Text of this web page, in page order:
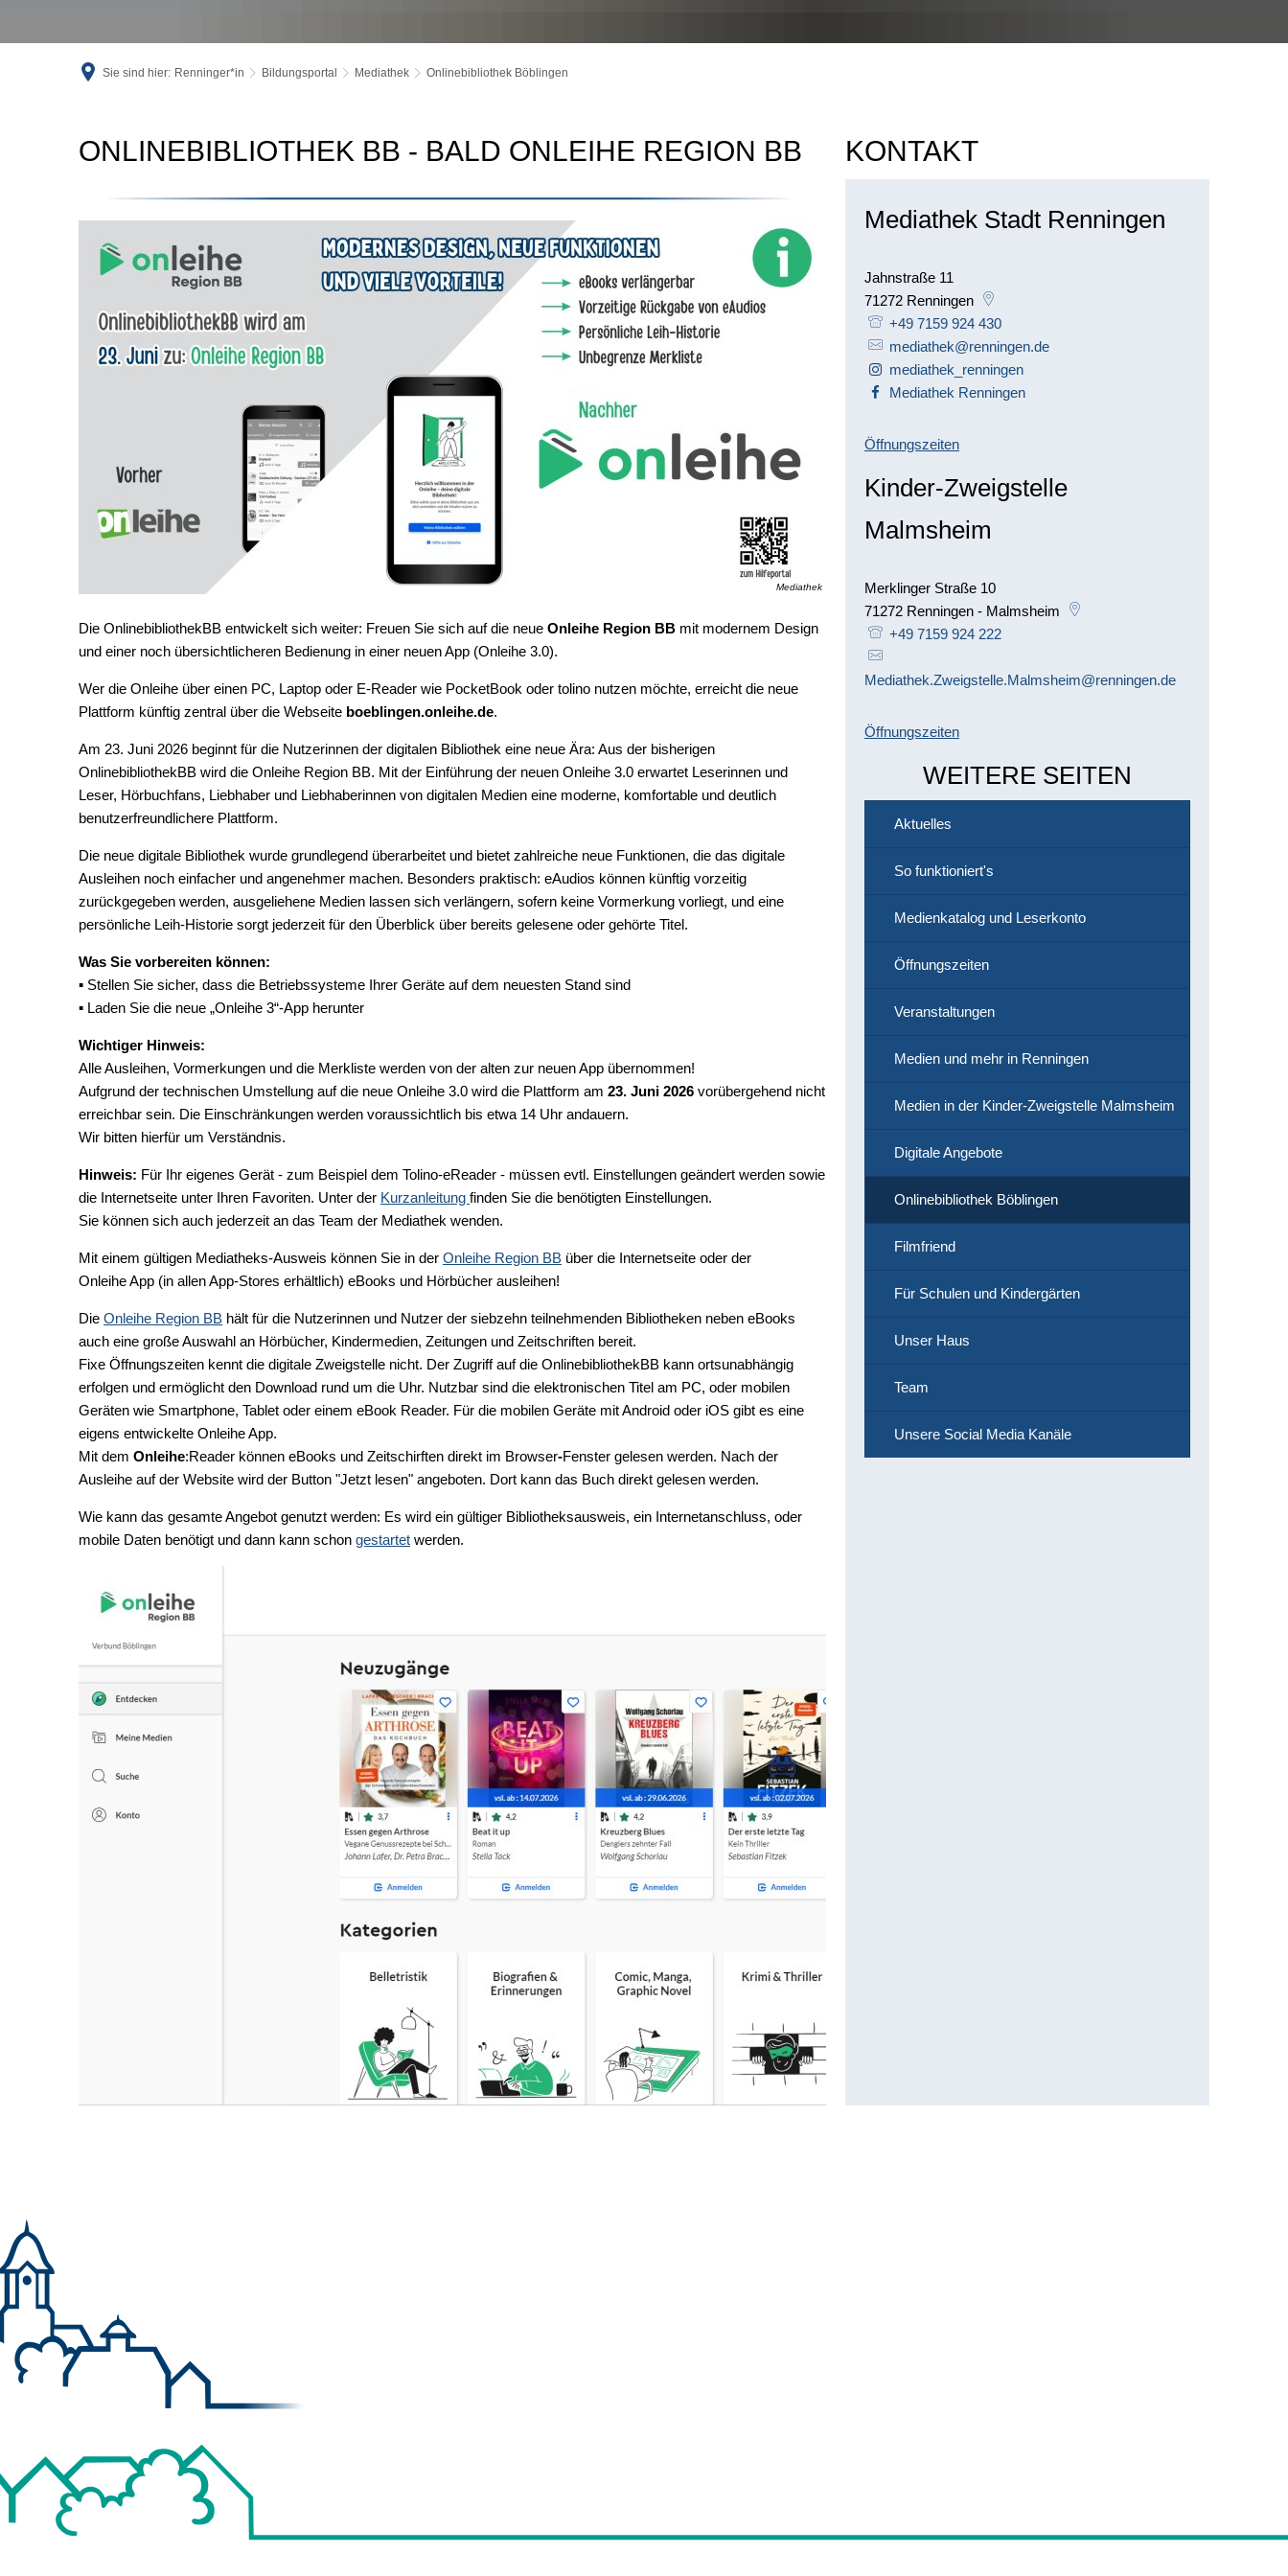
Sie sind hier: Renninger*in Bildungsportal Mediathek Onlinebibliothek Böblingen
Onlinebibliothek
Böblingen
ONLINEBIBLIOTHEK BB - BALD ONLEIHE REGION BB
Mediathek
Die OnlinebibliothekBB entwickelt sich weiter: Freuen Sie sich auf die neue Onleihe Region BB mit modernem Design
und einer noch übersichtlicheren Bedienung in einer neuen App (Onleihe 3.0).
Wer die Onleihe über einen PC, Laptop oder E-Reader wie PocketBook oder tolino nutzen möchte, erreicht die neue
Plattform künftig zentral über die Webseite boeblingen.onleihe.de.
Am 23. Juni 2026 beginnt für die Nutzerinnen der digitalen Bibliothek eine neue Ära: Aus der bisherigen
OnlinebibliothekBB wird die Onleihe Region BB. Mit der Einführung der neuen Onleihe 3.0 erwartet Leserinnen und
Leser, Hörbuchfans, Liebhaber und Liebhaberinnen von digitalen Medien eine moderne, komfortable und deutlich
benutzerfreundlichere Plattform.
Die neue digitale Bibliothek wurde grundlegend überarbeitet und bietet zahlreiche neue Funktionen, die das digitale
Ausleihen noch einfacher und angenehmer machen. Besonders praktisch: eAudios können künftig vorzeitig
zurückgegeben werden, ausgeliehene Medien lassen sich verlängern, sofern keine Vormerkung vorliegt, und eine
persönliche Leih-Historie sorgt jederzeit für den Überblick über bereits gelesene oder gehörte Titel.
Was Sie vorbereiten können:
▪ Stellen Sie sicher, dass die Betriebssysteme Ihrer Geräte auf dem neuesten Stand sind
▪ Laden Sie die neue „Onleihe 3“-App herunter
Wichtiger Hinweis:
Alle Ausleihen, Vormerkungen und die Merkliste werden von der alten zur neuen App übernommen!
Aufgrund der technischen Umstellung auf die neue Onleihe 3.0 wird die Plattform am 23. Juni 2026 vorübergehend nicht
erreichbar sein. Die Einschränkungen werden voraussichtlich bis etwa 14 Uhr andauern.
Wir bitten hierfür um Verständnis.
Hinweis: Für Ihr eigenes Gerät - zum Beispiel dem Tolino-eReader - müssen evtl. Einstellungen geändert werden sowie
die Internetseite unter Ihren Favoriten. Unter der Kurzanleitung finden Sie die benötigten Einstellungen.
Sie können sich auch jederzeit an das Team der Mediathek wenden.
Mit einem gültigen Mediatheks-Ausweis können Sie in der Onleihe Region BB über die Internetseite oder der
Onleihe App (in allen App-Stores erhältlich) eBooks und Hörbücher ausleihen!
Die Onleihe Region BB hält für die Nutzerinnen und Nutzer der siebzehn teilnehmenden Bibliotheken neben eBooks
auch eine große Auswahl an Hörbücher, Kindermedien, Zeitungen und Zeitschriften bereit.
Fixe Öffnungszeiten kennt die digitale Zweigstelle nicht. Der Zugriff auf die OnlinebibliothekBB kann ortsunabhängig
erfolgen und ermöglicht den Download rund um die Uhr. Nutzbar sind die elektronischen Titel am PC, oder mobilen
Geräten wie Smartphone, Tablet oder einem eBook Reader. Für die mobilen Geräte mit Android oder iOS gibt es eine
eigens entwickelte Onleihe App.
Mit dem Onleihe:Reader können eBooks und Zeitschirften direkt im Browser-Fenster gelesen werden. Nach der
Ausleihe auf der Website wird der Button "Jetzt lesen" angeboten. Dort kann das Buch direkt gelesen werden.
Wie kann das gesamte Angebot genutzt werden: Es wird ein gültiger Bibliotheksausweis, ein Internetanschluss, oder
mobile Daten benötigt und dann kann schon gestartet werden.
KONTAKT
Mediathek Stadt Renningen
Jahnstraße 11
71272 Renningen
+49 7159 924 430
mediathek@renningen.de
mediathek_renningen
Mediathek Renningen
Öffnungszeiten
Kinder-Zweigstelle
Malmsheim
Merklinger Straße 10
71272 Renningen - Malmsheim
+49 7159 924 222
Mediathek.Zweigstelle.Malmsheim@renningen.de
Öffnungszeiten
WEITERE SEITEN
Aktuelles
So funktioniert's
Medienkatalog und Leserkonto
Öffnungszeiten
Veranstaltungen
Medien und mehr in Renningen
Medien in der Kinder-Zweigstelle Malmsheim
Digitale Angebote
Onlinebibliothek Böblingen
Filmfriend
Für Schulen und Kindergärten
Unser Haus
Team
Unsere Social Media Kanäle